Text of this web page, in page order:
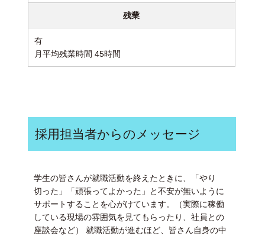
残業
有
月平均残業時間 45時間
採用担当者からのメッセージ
学生の皆さんが就職活動を終えたときに、「やり
切った」「頑張ってよかった」と不安が無いように
サポートすることを心がけています。（実際に稼働
している現場の雰囲気を見てもらったり、社員との
座談会など） 就職活動が進むほど、皆さん自身の中